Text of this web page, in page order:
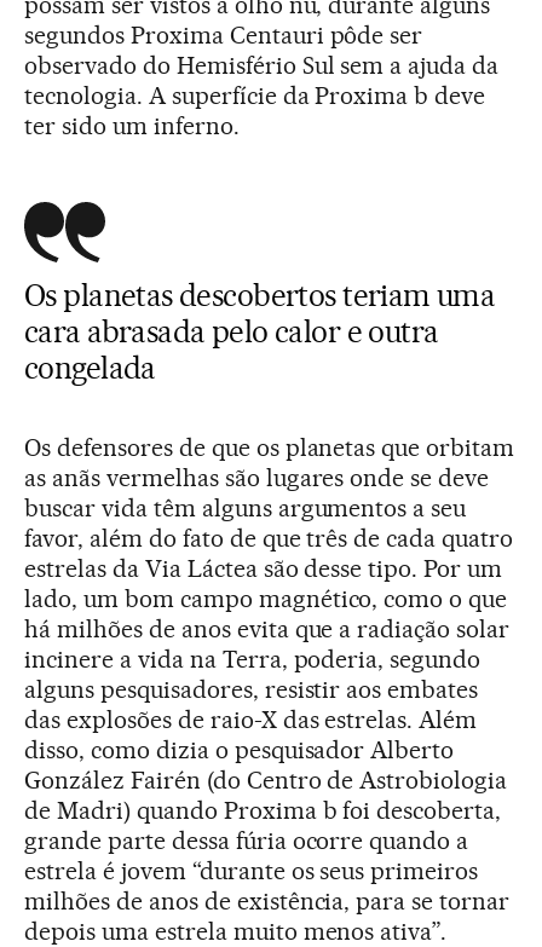
segundos Proxima Centauri pôde ser
observado do Hemisfério Sul sem a ajuda da
tecnologia. A superfície da Proxima b deve
ter sido um inferno.
Os planetas descobertos teriam uma
cara abrasada pelo calor e outra
congelada
Os defensores de que os planetas que orbitam
as anãs vermelhas são lugares onde se deve
buscar vida têm alguns argumentos a seu
favor, além do fato de que três de cada quatro
estrelas da Via Láctea são desse tipo. Por um
lado, um bom campo magnético, como o que
há milhões de anos evita que a radiação solar
incinere a vida na Terra, poderia, segundo
alguns pesquisadores, resistir aos embates
das explosões de raio-X das estrelas. Além
disso, como dizia o pesquisador Alberto
González Fairén (do Centro de Astrobiologia
de Madri) quando Proxima b foi descoberta,
grande parte dessa fúria ocorre quando a
estrela é jovem “durante os seus primeiros
milhões de anos de existência, para se tornar
depois uma estrela muito menos ativa”.